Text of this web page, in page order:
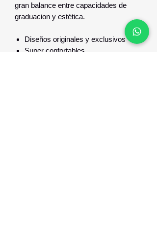
gran balance entre capacidades de
graduacion y estética.
Diseños originales y exclusivos
Super confortables